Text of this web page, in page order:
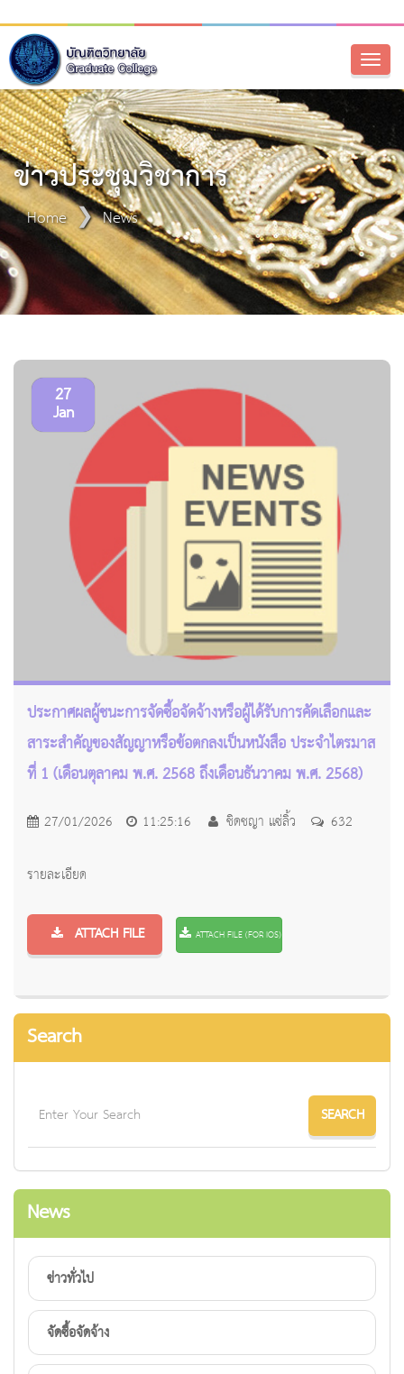
ข่าวประชุมวิชาการ
Home News
27
Jan
ประกาศผลผู้ชนะการจัดซื้อจัดจ้างหรือผู้ได้รับการคัดเลือกและ
สาระสำคัญของสัญญาหรือข้อตกลงเป็นหนังสือ ประจำไตรมาส
ที่ 1 (เดือนตุลาคม พ.ศ. 2568 ถึงเดือนธันวาคม พ.ศ. 2568)
27/01/2026 11:25:16 ชิดชญา แซ่ลิ้ว 632
รายละเอียด
ATTACH FILE ATTACH FILE (FOR IOS)
Search
News
ข่าวทั่วไป
จัดซื้อจัดจ้าง